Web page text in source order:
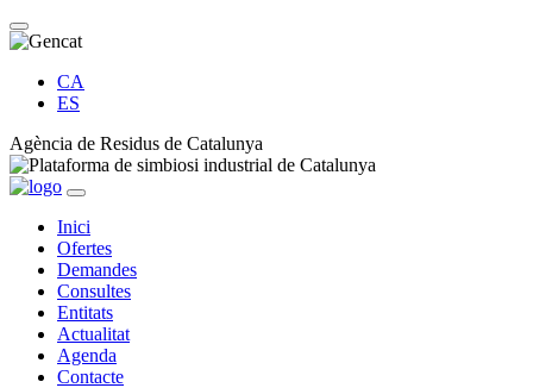
CA
ES
Agència de Residus de Catalunya
Inici
Ofertes
Demandes
Consultes
Entitats
Actualitat
Agenda
Contacte